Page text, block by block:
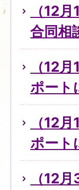
（12
合同相
（12
ポート
（12
ポート
（12